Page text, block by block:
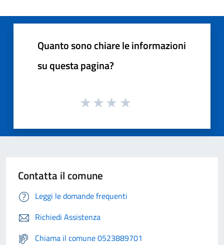
Quanto sono chiare le informazioni
su questa pagina?
Contatta il comune
Leggi le domande frequenti
Richiedi Assistenza
Chiama il comune 0523889701